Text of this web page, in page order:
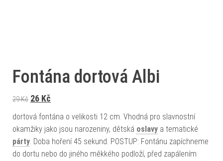
Fontána dortová Albi
29Kč Původní cena byla: 29 Kč.
26 Kč
dortová fontána o velikosti 12 cm. Vhodná pro slavnostní
okamžiky jako jsou narozeniny, dětská oslavy a tematické
párty. Doba hoření 45 sekund. POSTUP: Fontánu zapíchneme
do dortu nebo do jiného měkkého podloží, před zapálením